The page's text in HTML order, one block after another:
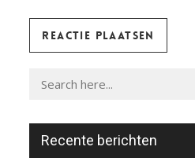
Recente berichten